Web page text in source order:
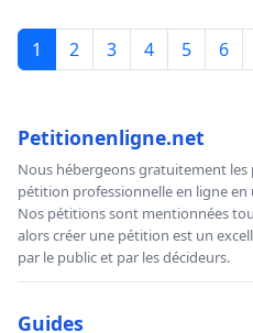
1 2 3 4 5 6
Petitionenligne.net
Nous hébergeons gratuitement les
pétition professionnelle en ligne
Nos pétitions sont mentionnées
alors créer une pétition est un
par le public et par les décideurs.
Guides